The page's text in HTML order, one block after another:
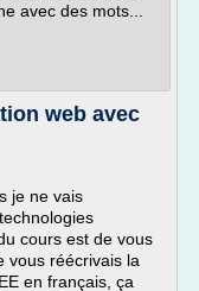
avec des mots...
web avec
je ne vais
cours est de vous
vous réécrivais la
en français, ça